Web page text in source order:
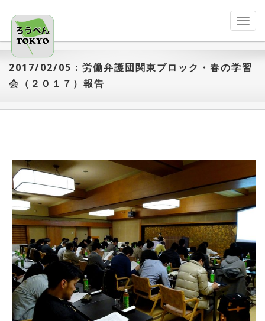
2017/02/05 : 労働弁護団関東ブロック・春の学習
会（２０１７）報告